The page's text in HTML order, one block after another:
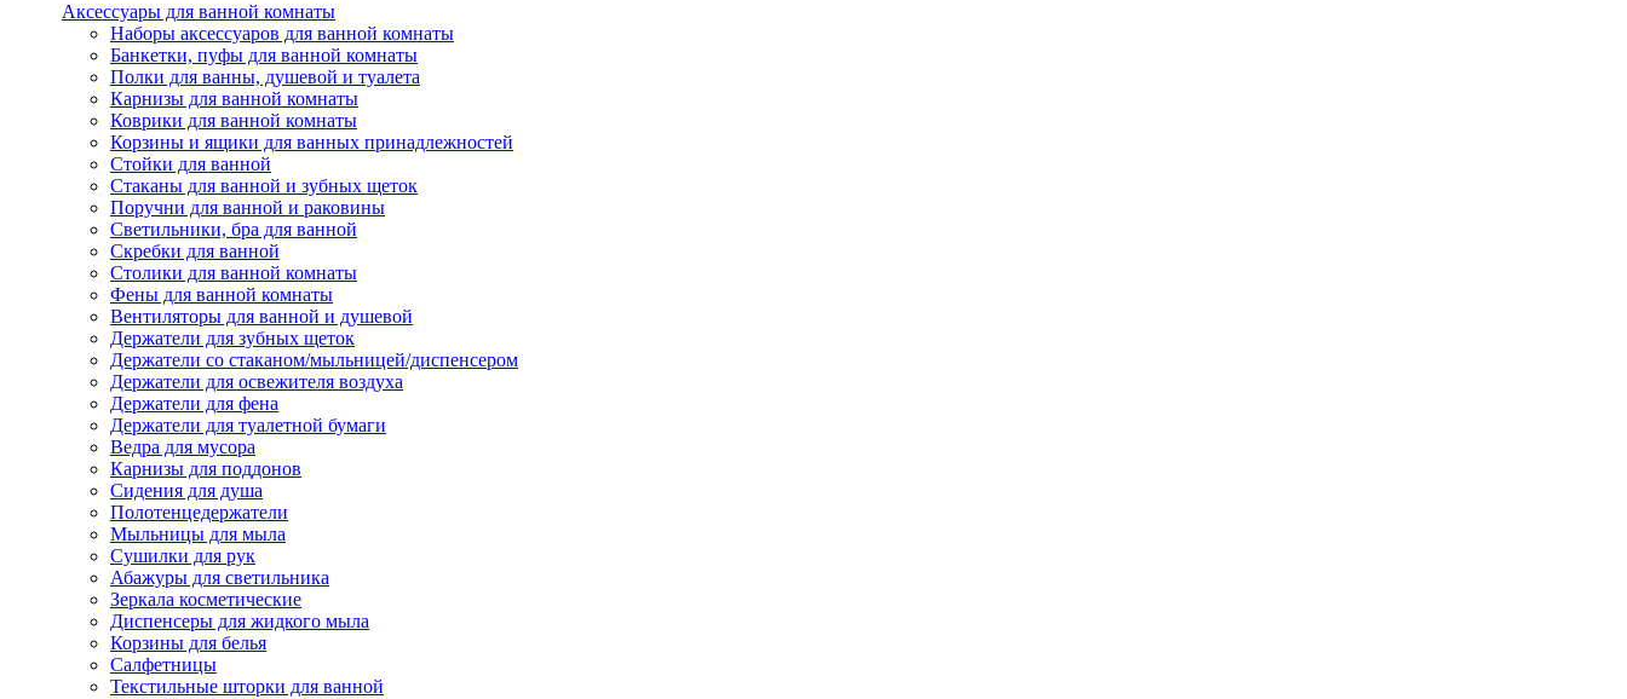
Аксессуары для ванной комнаты
Наборы аксессуаров для ванной комнаты
Банкетки, пуфы для ванной комнаты
Полки для ванны, душевой и туалета
Карнизы для ванной комнаты
Коврики для ванной комнаты
Корзины и ящики для ванных принадлежностей
Стойки для ванной
Стаканы для ванной и зубных щеток
Поручни для ванной и раковины
Светильники, бра для ванной
Скребки для ванной
Столики для ванной комнаты
Фены для ванной комнаты
Вентиляторы для ванной и душевой
Держатели для зубных щеток
Держатели со стаканом/мыльницей/диспенсером
Держатели для освежителя воздуха
Держатели для фена
Держатели для туалетной бумаги
Ведра для мусора
Карнизы для поддонов
Сидения для душа
Полотенцедержатели
Мыльницы для мыла
Сушилки для рук
Абажуры для светильника
Зеркала косметические
Диспенсеры для жидкого мыла
Корзины для белья
Салфетницы
Текстильные шторки для ванной